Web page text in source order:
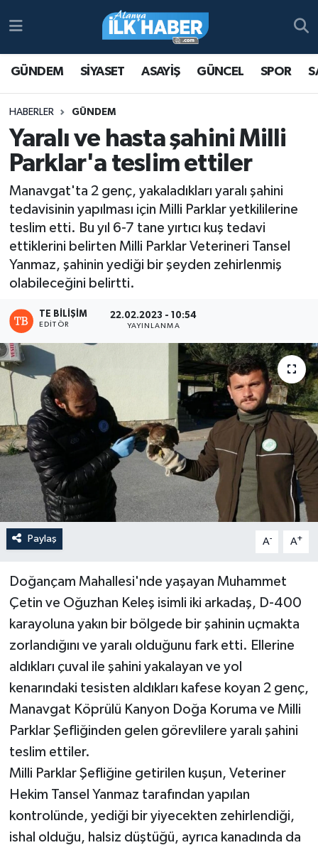
GÜNDEM SİYASET ASAYİŞ GÜNCEL SPOR
HABERLER GÜNDEM
Yaralı ve hasta şahini Milli
Parklar'a teslim ettiler
Manavgat'ta 2 genç, yakaladıkları yaralı şahini
tedavisinin yapılması için Milli Parklar yetkililerine
teslim etti. Bu yıl 6-7 tane yırtıcı kuş tedavi
ettiklerini belirten Milli Parklar Veterineri Tansel
Yanmaz, şahinin yediği bir şeyden zehirlenmiş
olabileceğini belirtti.
TE BILIŞIM
EDITÖR
22.02.2023 - 10:54
YAYINLANMA
Paylaş A- A+
Doğançam Mahallesi'nde yaşayan Muhammet
Çetin ve Oğuzhan Keleş isimli iki arkadaş, D-400
karayoluna yakın bir bölgede bir şahinin uçmakta
zorlandığını ve yaralı olduğunu fark etti. Ellerine
aldıkları çuval ile şahini yakalayan ve yol
kenarındaki tesisten aldıkları kafese koyan 2 genç,
Manavgat Köprülü Kanyon Doğa Koruma ve Milli
Parklar Şefliğinden gelen görevlilere yaralı şahini
teslim ettiler.
Milli Parklar Şefliğine getirilen kuşun, Veteriner
Hekim Tansel Yanmaz tarafından yapılan
kontrolünde, yediği bir yiyecekten zehirlendiği,
ishal olduğu, halsiz düştüğü, ayrıca kanadında da
Antalya Nöbetçi Eczaneler
Antalya Namaz Vakitleri
Antalya Trafik Yoğunluk Haritası
Süper Lig Puan Durumu ve Fikstür
Tüm Manşetler
Son Dakika Haberleri
Haber Arşivi